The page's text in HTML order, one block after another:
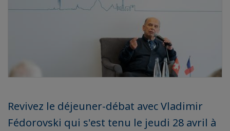
Revivez le déjeuner-débat avec Vladimir
Fédorovski qui s'est tenu le jeudi 28 avril à